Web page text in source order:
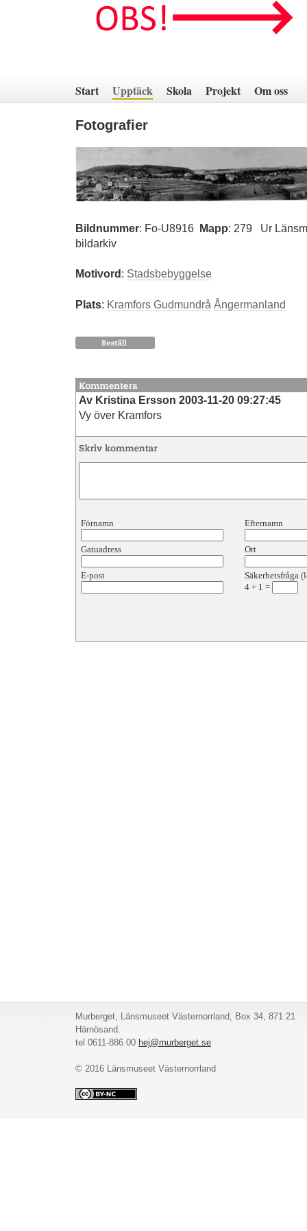
innehåll
Start Upptäck Skola Projekt Om oss
Fotografier
Bildnummer: Fo-U8916 Mapp: 279
Ur
bildarkiv
Motivord: Stadsbebyggelse
Plats: Kramfors Gudmundrå Ångermanland
Av Kristina Ersson 2003-11-20 09:27:45
Vy över Kramfors
Förnamn Efternamn
Gatuadress Ort
E-post
Säkerhetsfråga
4 + 1 =
Murberget, Länsmuseet Västernorrland, Box 34, 871 21
Härnösand.
tel 0611-886 00 hej@murberget.se
© 2016 Länsmuseet Västernorrland